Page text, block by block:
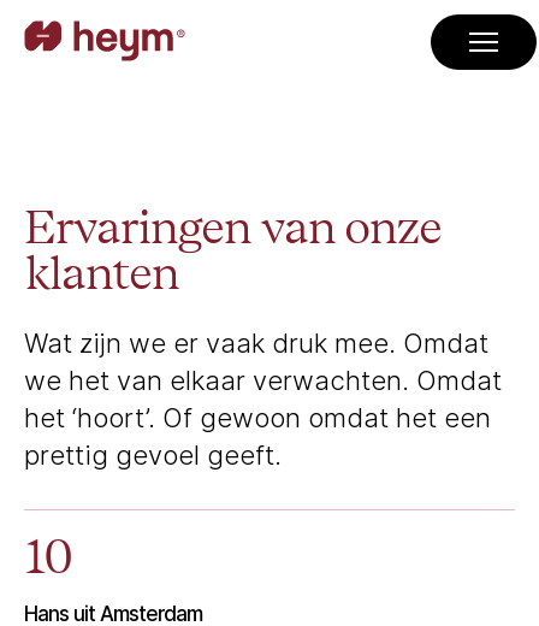
Ervaringen van onze
klanten
Wat zijn we er vaak druk mee. Omdat
we het van elkaar verwachten. Omdat
het ‘hoort’. Of gewoon omdat het een
prettig gevoel geeft.
10
Hans uit Amsterdam